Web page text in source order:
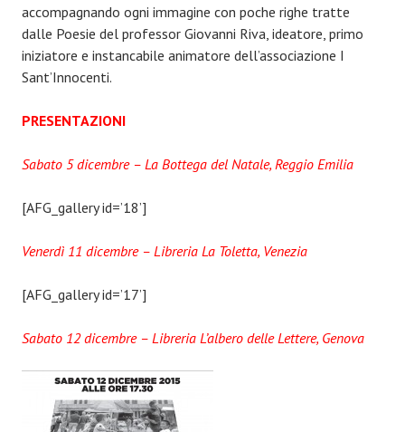
accompagnando ogni immagine con poche righe tratte
dalle Poesie del professor Giovanni Riva, ideatore, primo
iniziatore e instancabile animatore dell’associazione I
Sant’Innocenti.
PRESENTAZIONI
Sabato 5 dicembre – La Bottega del Natale, Reggio Emilia
[AFG_gallery id=’18’]
Venerdì 11 dicembre – Libreria La Toletta, Venezia
[AFG_gallery id=’17’]
Sabato 12 dicembre – Libreria L’albero delle Lettere, Genova